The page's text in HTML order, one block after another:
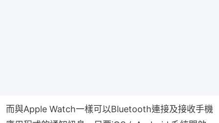
而與Apple Watch一樣可以Bluetooth連接及接收手機